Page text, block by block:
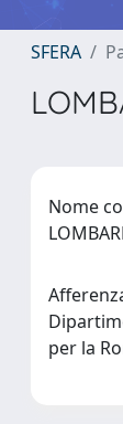
SFERA
Nome
per la